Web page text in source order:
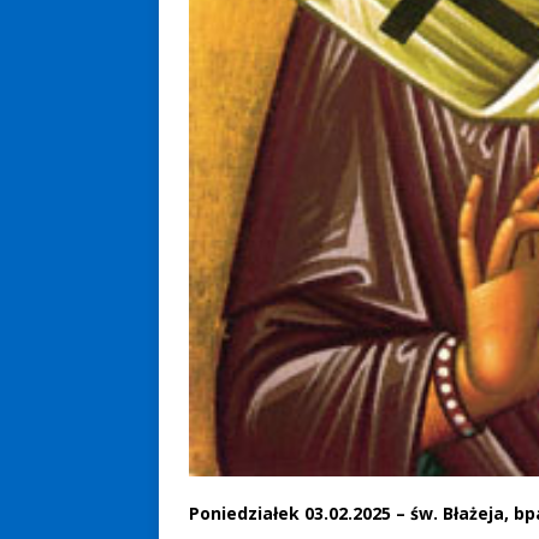
Poniedziałek 03.02.2025 – św. Błażeja,